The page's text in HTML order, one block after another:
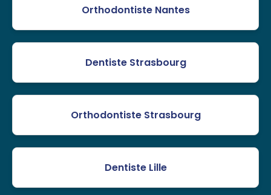
Orthodontiste Nantes
Dentiste Strasbourg
Orthodontiste Strasbourg
Dentiste Lille